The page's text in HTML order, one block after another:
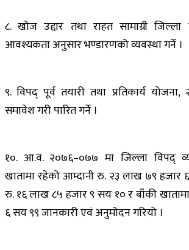
८. खोज उद्दार तथा राहत सामाग्री
आवश्यकता अनुसार भण्डारणको व्यवस्था गर्ने ।
९. विपद् पूर्व तयारी तथा प्रतिकार्य
समावेश गरी पारित गर्ने ।
१०. आ.व. २०७६–०७७ मा जिल्ला विपद्
खातामा रहेको आम्दानी रु. २३ लाख ७९
रु. १६ लाख ८५ हजार ९ सय १० र बाँकी
६ सय ९९ जानकारी एवं अनुमोदन गरियो ।